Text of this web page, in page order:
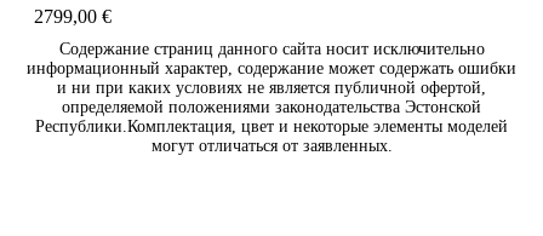
2799,00 €
Содержание страниц данного сайта носит исключительно
информационный характер, содержание может содержать ошибки
и ни при каких условиях не является публичной офертой,
определяемой положениями законодательства Эстонской
Республики.Комплектация, цвет и некоторые элементы моделей
могут отличаться от заявленных.